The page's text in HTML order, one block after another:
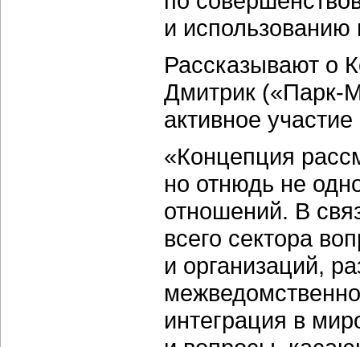
и
Рассказывают о
Дмитрик («Парк-
активное
«Концепция
но отнюдь не
отношений. В
всего сектора
и организаций,
интеграция в